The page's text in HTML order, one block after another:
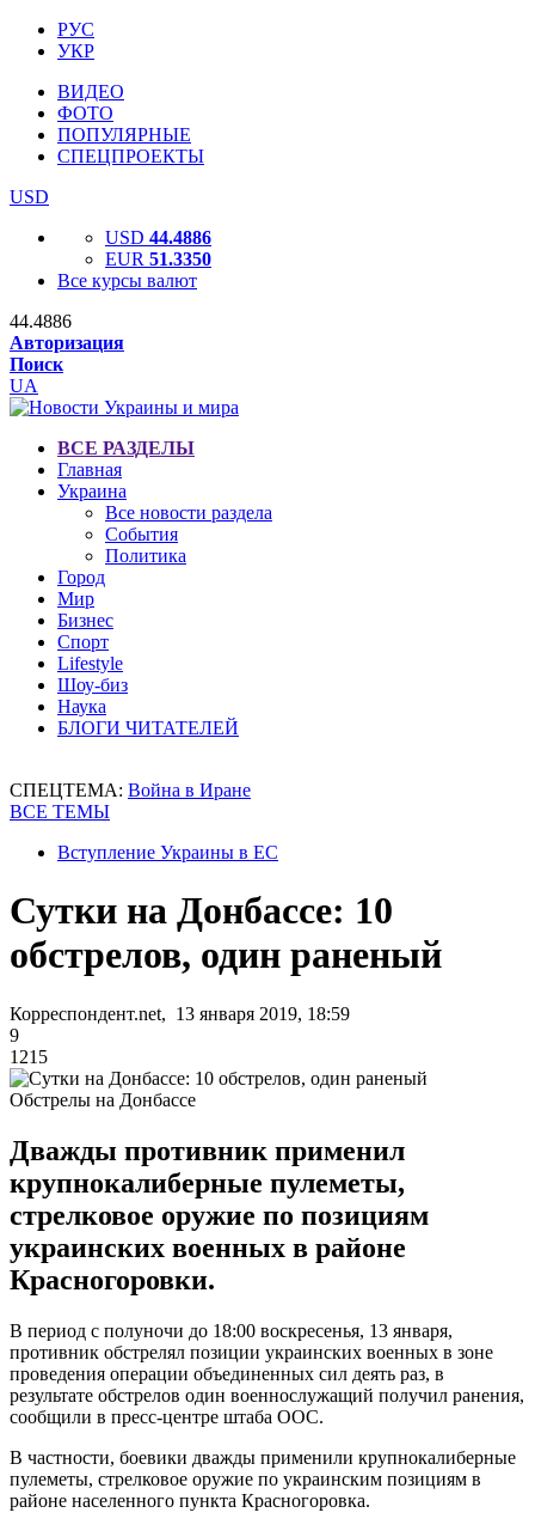
РУС
УКР
ВИДЕО
ФОТО
ПОПУЛЯРНЫЕ
СПЕЦПРОЕКТЫ
USD
USD 44.4886
EUR 51.3350
Все курсы валют
44.4886
Авторизация
Поиск
UA
ВСЕ РАЗДЕЛЫ
Главная
Украина
Все новости раздела
События
Политика
Город
Мир
Бизнес
Спорт
Lifestyle
Шоу-биз
Наука
БЛОГИ ЧИТАТЕЛЕЙ
СПЕЦТЕМА: Война в Иране
ВСЕ ТЕМЫ
Вступление Украины в ЕС
Сутки на Донбассе: 10
обстрелов, один раненый
Корреспондент.net, 13 января 2019, 18:59
9
1215
Обстрелы на Донбассе
Дважды противник применил
крупнокалиберные пулеметы,
стрелковое оружие по позициям
украинских военных в районе
Красногоровки.
В период с полуночи до 18:00 воскресенья, 13 января,
противник обстрелял позиции украинских военных в зоне
проведения операции объединенных сил деять раз, в
результате обстрелов один военнослужащий получил ранения,
сообщили в пресс-центре штаба ООС.
В частности, боевики дважды применили крупнокалиберные
пулеметы, стрелковое оружие по украинским позициям в
районе населенного пункта Красногоровка.